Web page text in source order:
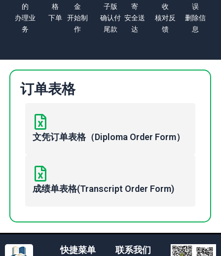
的
办理业
务
格
下单
金
开始制
作
子版
确认付
尾款
寄
安全送
达
收
核对反
馈
误
删除信
息
订单表格
文凭订单表格（Diploma Order Form）
成绩单表格(Transcript Order Form)
快捷菜单 联系我们